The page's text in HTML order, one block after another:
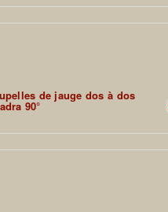
de jauge dos à dos
90°